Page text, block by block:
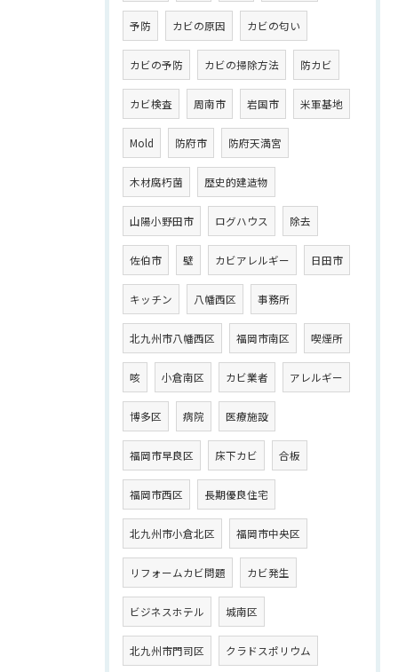
予防 カビの原因 カビの匂い
カビの予防 カビの掃除方法 防カビ
カビ検査 周南市 岩国市 米軍基地
Mold 防府市 防府天満宮
木材腐朽菌 歴史的建造物
山陽小野田市 ログハウス 除去
佐伯市 壁 カビアレルギー 日田市
キッチン 八幡西区 事務所
北九州市八幡西区 福岡市南区 喫煙所
咳 小倉南区 カビ業者 アレルギー
博多区 病院 医療施設
福岡市早良区 床下カビ 合板
福岡市西区 長期優良住宅
北九州市小倉北区 福岡市中央区
リフォームカビ問題 カビ発生
ビジネスホテル 城南区
北九州市門司区 クラドスポリウム